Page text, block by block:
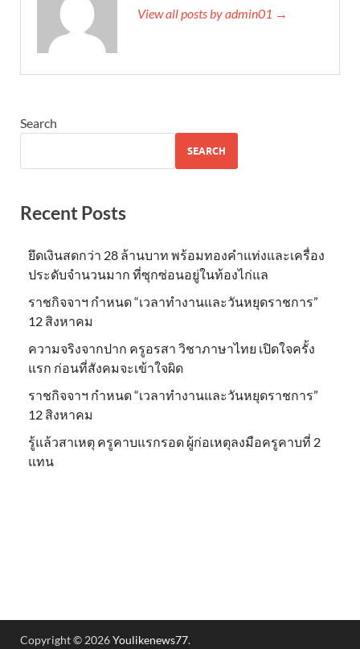
View all posts by admin01 →
Search
SEARCH
Recent Posts
ยึดเงินสดกว่า 28 ล้านบาท พร้อมทองคำแท่งและเครื่อง
ประดับจำนวนมาก ที่ซุกซ่อนอยู่ในท้องไก่แล
ราชกิจจาฯ กำหนด “เวลาทำงานและวันหยุดราชการ”
12 สิงหาคม
ความจริงจากปาก ครูอรสา วิชาภาษาไทย เปิดใจครั้ง
แรก ก่อนที่สังคมจะเข้าใจผิด
ราชกิจจาฯ กำหนด “เวลาทำงานและวันหยุดราชการ”
12 สิงหาคม
รู้แล้วสาเหตุ ครูคาบแรกรอด ผู้ก่อเหตุลงมือครูคาบที่ 2
แทน
Copyright © 2026Youlikenews77.